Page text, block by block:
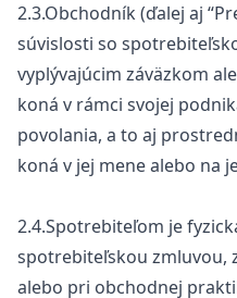
2.3.Obchodník (ďalej aj
súvislosti so
vyplývajúcim záväzkom
koná v rámci svojej
povolania, a to aj
koná v jej mene alebo na
2.4.Spotrebiteľom je
spotrebiteľskou zmluvou,
alebo pri obchodnej